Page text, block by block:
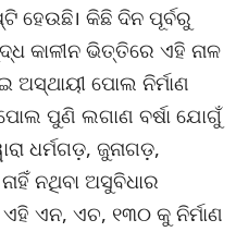
ହେଉଛି। କିଛି ଦିନ ପୂର୍ବରୁ
କାଳୀନ ଭିତ୍ତିରେ ଏହି ନାଳ
ଅସ୍ଥାୟୀ ପୋଲ ନିର୍ମାଣ
ପୁଣି ଲଗାଣ ବର୍ଷା ଯୋଗୁଁ
ଧର୍ମଗଡ଼, ଜୁନାଗଡ଼,
ନଥିବା ଅସୁବିଧାର
ଏନ, ଏଚ, ୧୩୦ କୁ ନିର୍ମାଣ